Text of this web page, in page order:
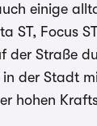
einige
ST, Focus
der Straße
der Stadt
hohen